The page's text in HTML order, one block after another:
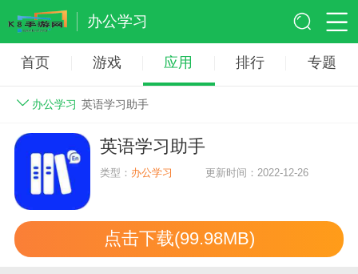
办公学习
首页 游戏 应用 排行 专题
办公学习 英语学习助手
英语学习助手
类型： 办公学习 更新时间：2022-12-26
点击下载(99.98MB)